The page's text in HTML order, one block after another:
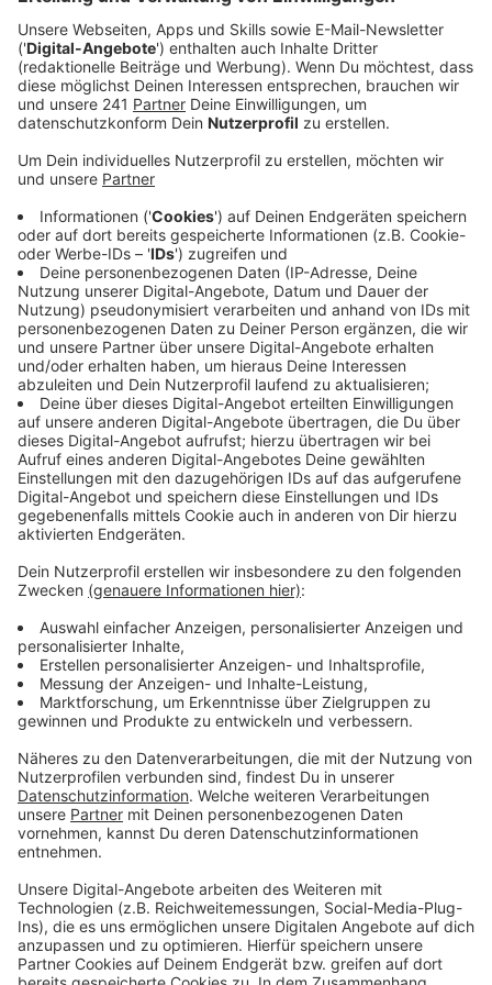
länger bleiben.
Veröffentlicht:Mittwoch, 24.07.2024 12:24
Anzeige
Der Blutspendestore in der Rathaus-Galerie läuft über
ein halbes Jahr nach Eröffnung weiter gut. Diese gute
Bilanz hat das DRK jetzt gegenüber RL gezogen.
Deshalb soll er auch mindestens bis Ende des Jahres
dort bleiben. Nach wie vor kämen dort viele Menschen
vorbei. Von allen seinen Stores dieser Art laufe er
sogar am besten. Besonders freut sich das DRK
darüber, dass viele Menschen vorbeikommen, die zum
ersten Mal Blut spenden. Und von denen kämen die
meisten auch wieder. Jetzt in den Sommerferien gibt
es traditionell weniger Terminbuchungen. Noch muss
das DRK nach eigenen Angaben keinen Alarm schlagen,
trotzdem freut es sich, wenn gerade jetzt
Daheimgebliebene zur Spende vorbeikommen.
Leverkusen.
Anzeige
Weitere Meldungen aus Leverkusen
Leverkusener Kliniken: weniger Betten, aber mehr
Patienten
Bei Leverkusen erwischt: Haftstrafe für
Drogenschmugglerin
Leverkusener Grundschule verteilt Spenden aus